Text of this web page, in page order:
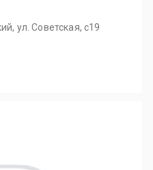
ул. Советская, с19